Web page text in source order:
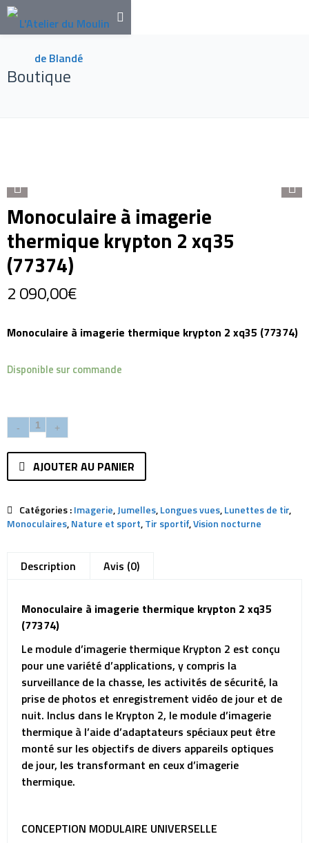
Boutique
Monoculaire à imagerie
thermique krypton 2 xq35
(77374)
2 090,00€
Monoculaire à imagerie thermique krypton 2 xq35 (77374)
Disponible sur commande
AJOUTER AU PANIER
Catégories :Imagerie,Jumelles,Longues vues,Lunettes de tir,
Monoculaires,Nature et sport,Tir sportif,Vision nocturne
Description Avis (0)
Monoculaire à imagerie thermique krypton 2 xq35
(77374)
Le module d’imagerie thermique Krypton 2 est conçu
pour une variété d’applications, y compris la
surveillance de la chasse, les activités de sécurité, la
prise de photos et enregistrement vidéo de jour et de
nuit. Inclus dans le Krypton 2, le module d’imagerie
thermique à l’aide d’adaptateurs spéciaux peut être
monté sur les objectifs de divers appareils optiques
de jour, les transformant en ceux d’imagerie
thermique.
CONCEPTION MODULAIRE UNIVERSELLE